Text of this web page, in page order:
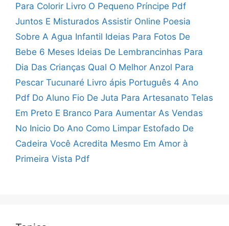
Para Colorir Livro O Pequeno Príncipe Pdf
Juntos E Misturados Assistir Online Poesia
Sobre A Agua Infantil Ideias Para Fotos De
Bebe 6 Meses Ideias De Lembrancinhas Para
Dia Das Crianças Qual O Melhor Anzol Para
Pescar Tucunaré Livro ápis Português 4 Ano
Pdf Do Aluno Fio De Juta Para Artesanato Telas
Em Preto E Branco Para Aumentar As Vendas
No Inicio Do Ano Como Limpar Estofado De
Cadeira Você Acredita Mesmo Em Amor à
Primeira Vista Pdf